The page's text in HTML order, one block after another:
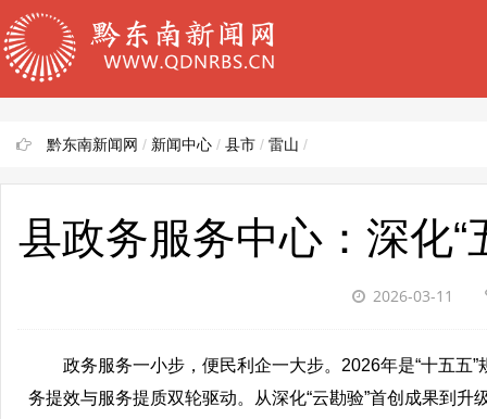
黔东南新闻网 / 新闻中心 / 县市 / 雷山 /
县政务服务中心：深化“
2026-03-11
政务服务一小步，便民利企一大步。2026年是“十五五”
务提效与服务提质双轮驱动。从深化“云勘验”首创成果到